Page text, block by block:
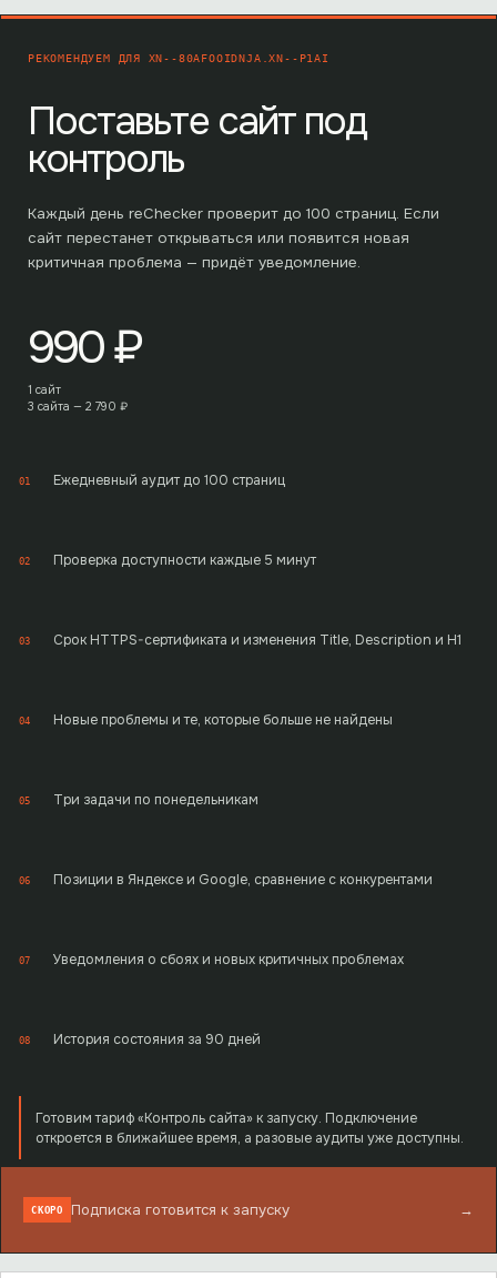
РЕКОМЕНДУЕМ ДЛЯ XN--80AFOOIDNJA.XN--P1AI
Поставьте сайт под
контроль
Каждый день reChecker проверит до 100 страниц. Если
сайт перестанет открываться или появится новая
критичная проблема — придёт уведомление.
990₽
1 сайт
3 сайта — 2 790 ₽
01 Ежедневный аудит до 100 страниц
02 Проверка доступности каждые 5 минут
03 Срок HTTPS-сертификата и изменения Title, Description и H1
04 Новые проблемы и те, которые больше не найдены
05 Три задачи по понедельникам
06 Позиции в Яндексе и Google, сравнение с конкурентами
07 Уведомления о сбоях и новых критичных проблемах
08 История состояния за 90 дней
Готовим тариф «Контроль сайта» к запуску. Подключение
откроется в ближайшее время, а разовые аудиты уже доступны.
СКОРО Подписка готовится к запуску →